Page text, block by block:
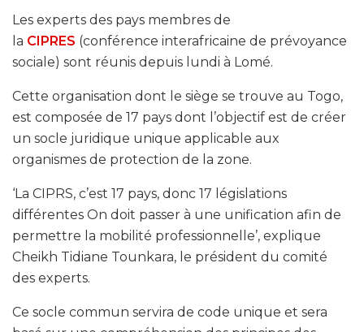
Les experts des pays membres de
la CIPRES (conférence interafricaine de prévoyance
sociale) sont réunis depuis lundi à Lomé.
Cette organisation dont le siège se trouve au Togo,
est composée de 17 pays dont l’objectif est de créer
un socle juridique unique applicable aux
organismes de protection de la zone.
‘La CIPRS, c’est 17 pays, donc 17 législations
différentes On doit passer à une unification afin de
permettre la mobilité professionnelle’, explique
Cheikh Tidiane Tounkara, le président du comité
des experts.
Ce socle commun servira de code unique et sera